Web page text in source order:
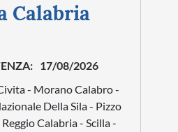
Calabria
17/08/2026
- Morano Calabro -
Della Sila - Pizzo
Calabria - Scilla -